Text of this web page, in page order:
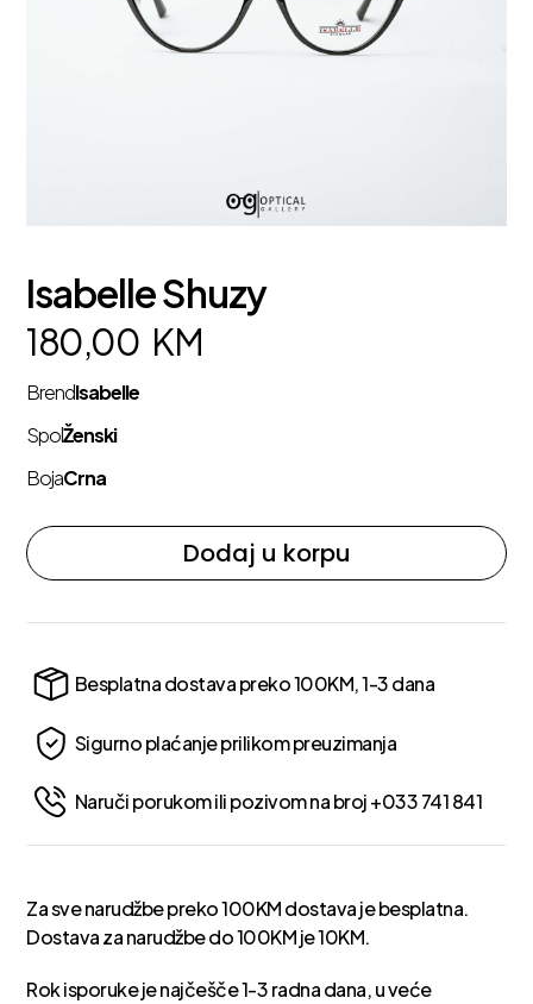
Isabelle Shuzy
180,00 KM
BrendIsabelle
SpolŽenski
BojaCrna
Dodaj u korpu
Besplatna dostava preko 100KM, 1-3 dana
Sigurno plaćanje prilikom preuzimanja
Naruči porukom ili pozivom na broj +033 741 841
Za sve narudžbe preko 100KM dostava je besplatna.
Dostava za narudžbe do 100KM je 10KM.
Rok isporuke je najčešče 1-3 radna dana, u veće